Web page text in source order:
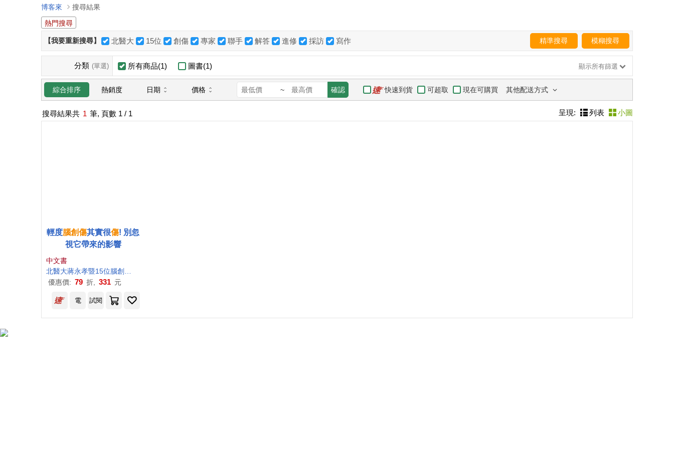
博客來
搜尋結果
熱門搜尋
【我要重新搜尋】 北醫大 15位 創傷 專家 聯手 解答 進修 採訪 寫作 精準搜尋 模糊搜尋
分類 (單選) 所有商品(1) 圖書(1) 顯示所有篩選
綜合排序 熱銷度 日期 價格 ~ 確認 快速到貨 可超取 現在可購買 其他配送方式
搜尋結果共 1 筆, 頁數 1 / 1 呈現: 列表 小圖
輕度腦創傷其實很傷! 別忽
視它帶來的影響
中文書
北醫大蔣永孝暨15位腦創傷
優惠價: 79 折, 331 元
電 試閱